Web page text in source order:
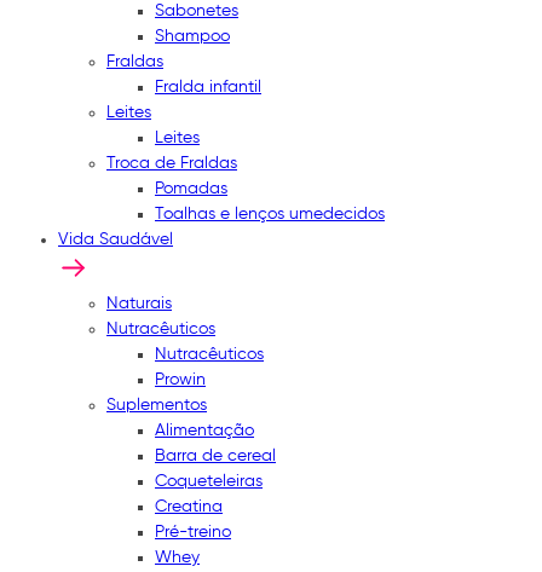
Sabonetes
Shampoo
Fraldas
Fralda infantil
Leites
Leites
Troca de Fraldas
Pomadas
Toalhas e lenços umedecidos
Vida Saudável
Naturais
Nutracêuticos
Nutracêuticos
Prowin
Suplementos
Alimentação
Barra de cereal
Coqueteleiras
Creatina
Pré-treino
Whey